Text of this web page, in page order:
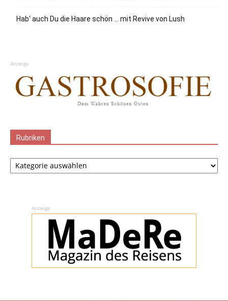
Hab‘ auch Du die Haare schön … mit Revive von Lush
Anzeige
Rubriken
Rubriken
Anzeige